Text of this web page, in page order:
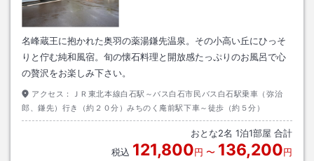
名峰蔵王に抱かれた奥羽の薬湯鎌先温泉。その小高い丘にひっそ
りと佇む純和風宿。旬の懐石料理と開放感たっぷりのお風呂で心
の贅沢をお楽しみ下さい。
アクセス：
ＪＲ東北本線白石駅～バス白石市民バス白石駅乗車（弥治
郎、鎌先）行き（約２０分）みちのく庵前駅下車～徒歩（約５分）
おとな2名 1泊1部屋 合計
税込 121,800円 〜 136,200円